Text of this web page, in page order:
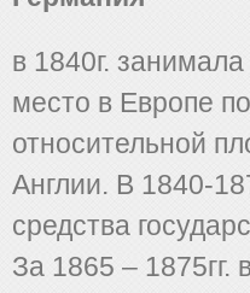
в 1840г.
место в Европе
относительной
Англии. В 1840-
средства
За 1865 –